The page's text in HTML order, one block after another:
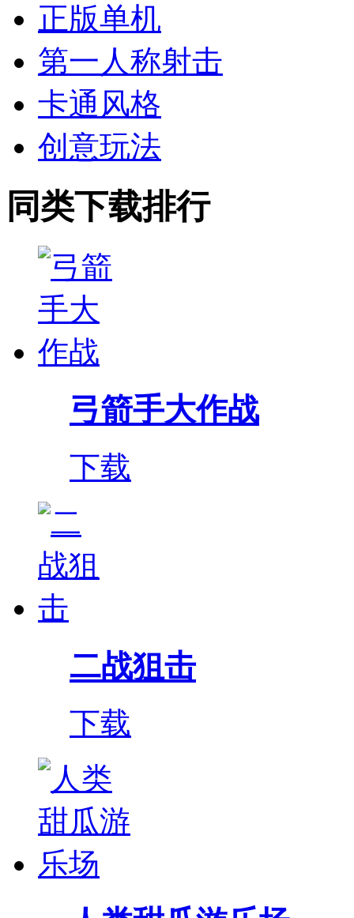
正版单机
第一人称射击
卡通风格
创意玩法
同类下载排行
弓箭手大作战
下载
二战狙击
下载